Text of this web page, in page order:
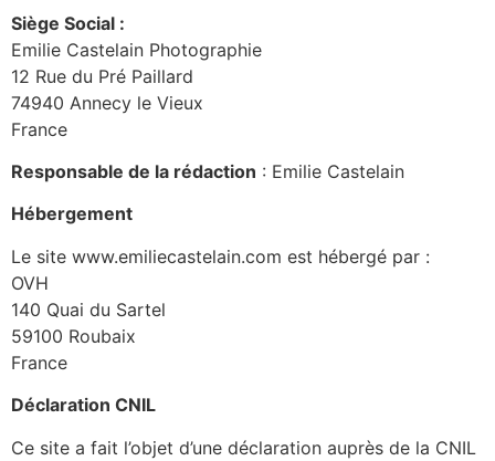
Siège Social :
Emilie Castelain Photographie
12 Rue du Pré Paillard
74940 Annecy le Vieux
France
Responsable de la rédaction : Emilie Castelain
Hébergement
Le site www.emiliecastelain.com est hébergé par :
OVH
140 Quai du Sartel
59100 Roubaix
France
Déclaration CNIL
Ce site a fait l’objet d’une déclaration auprès de la CNIL